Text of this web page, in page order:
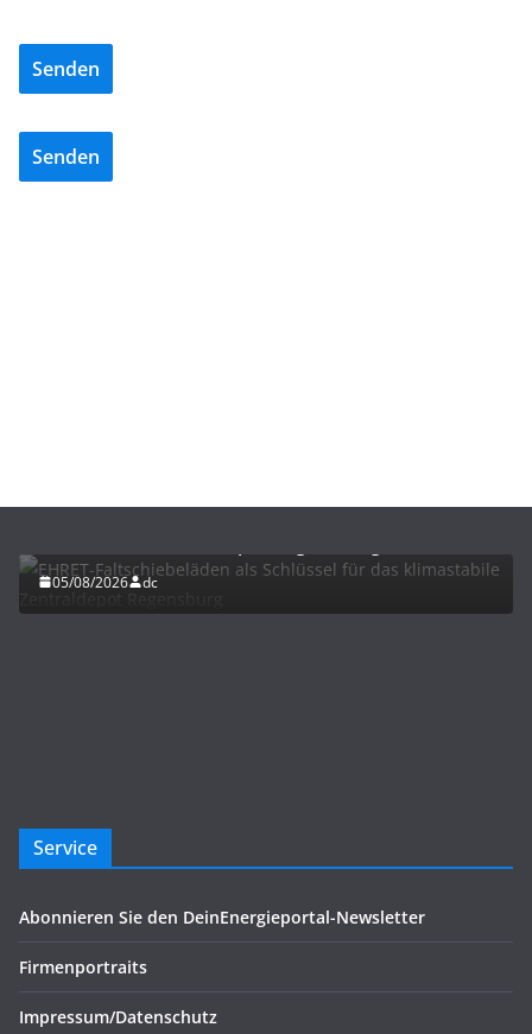
Senden
Senden
05/08/2026 dc
Service
Abonnieren Sie den DeinEnergieportal-Newsletter
Firmenportraits
Impressum/Datenschutz